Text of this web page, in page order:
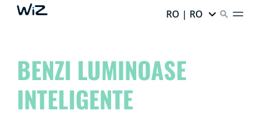
RO | RO
BENZI LUMINOASE
INTELIGENTE